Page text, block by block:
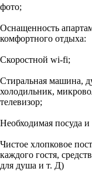
фото;
Оснащенность
комфортного отдыха:
Скоростной wi-fi;
Стиральная машина,
холодильник,
телевизор;
Необходимая посуда
Чистое хлопковое
каждого гостя,
для душа и т. Д)